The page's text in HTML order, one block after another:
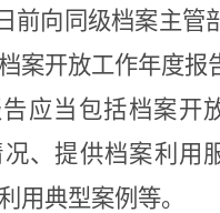
日前向同级档案主管
案开放工作年度报
应当包括档案开
、提供档案利用
用典型案例等。